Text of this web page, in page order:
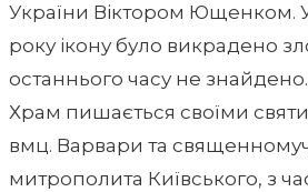
України Віктором Ющенком.
року ікону було викрадено
останнього часу не знайдено.
Храм пишається своїми
вмц. Варвари та
митрополита Київського, з